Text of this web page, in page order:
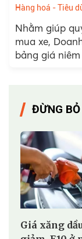
Hàng hoá - Tiêu
Nhằm giúp
mua xe,
bảng giá
ĐỪNG
Giá xăng